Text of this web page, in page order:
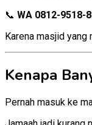
📞 WA 0812-9518-
Karena masjid yang
Kenapa
Pernah masuk ke